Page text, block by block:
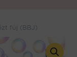
fúj (BBJ)